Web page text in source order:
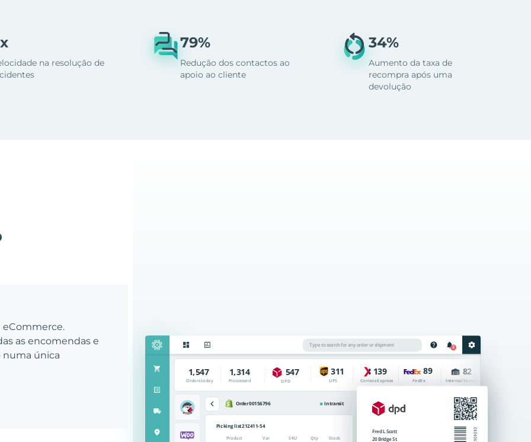
na resolução de
79%
Redução dos contactos ao
apoio ao cliente
34%
Aumento da taxa de
recompra após uma
devolução
eCommerce.
as encomendas e
numa única